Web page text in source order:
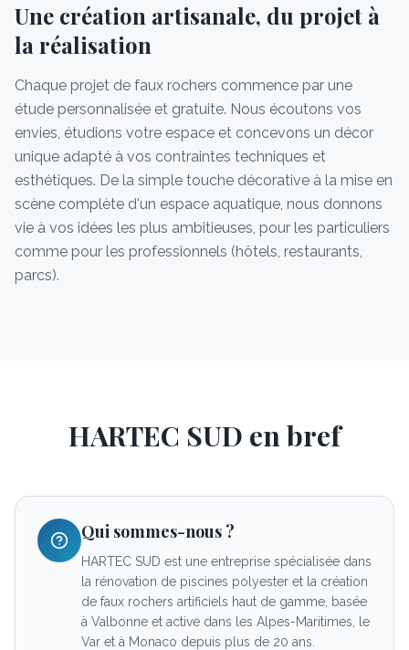
Une création artisanale, du projet à
la réalisation
Chaque projet de faux rochers commence par une
étude personnalisée et gratuite. Nous écoutons vos
envies, étudions votre espace et concevons un décor
unique adapté à vos contraintes techniques et
esthétiques. De la simple touche décorative à la mise en
scène complète d'un espace aquatique, nous donnons
vie à vos idées les plus ambitieuses, pour les particuliers
comme pour les professionnels (hôtels, restaurants,
parcs).
HARTEC SUD en bref
Qui sommes-nous ?
HARTEC SUD est une entreprise spécialisée dans
la rénovation de piscines polyester et la création
de faux rochers artificiels haut de gamme, basée
à Valbonne et active dans les Alpes-Maritimes, le
Var et à Monaco depuis plus de 20 ans.